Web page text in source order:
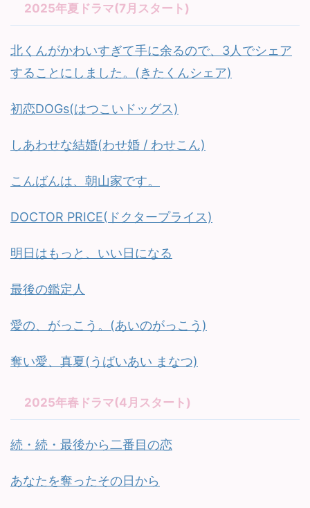
2025年夏ドラマ(7月スタート)
北くんがかわいすぎて手に余るので、3人でシェア
することにしました。(きたくんシェア)
初恋DOGs(はつこいドッグス)
しあわせな結婚(わせ婚 / わせこん)
こんばんは、朝山家です。
DOCTOR PRICE(ドクタープライス)
明日はもっと、いい日になる
最後の鑑定人
愛の、がっこう。(あいのがっこう)
奪い愛、真夏(うばいあい まなつ)
2025年春ドラマ(4月スタート)
続・続・最後から二番目の恋
あなたを奪ったその日から